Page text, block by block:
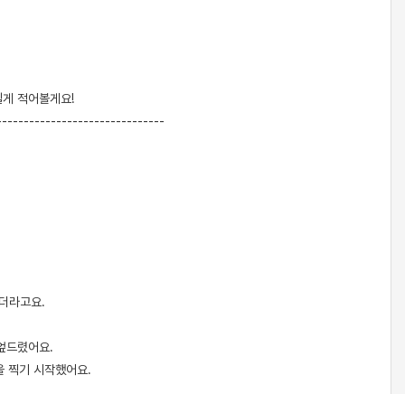
적어볼게요!
라고요.
드렸어요.
찍기 시작했어요.